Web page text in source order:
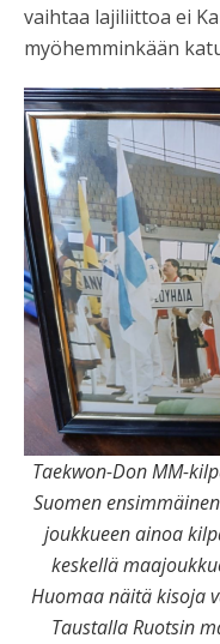
vaihtaa lajiliittoa ei
myöhemminkään
Taekwon-Don MM-
Suomen
joukkueen ainoa
keskellä
Huomaa näitä kisoja
Taustalla Ruotsin